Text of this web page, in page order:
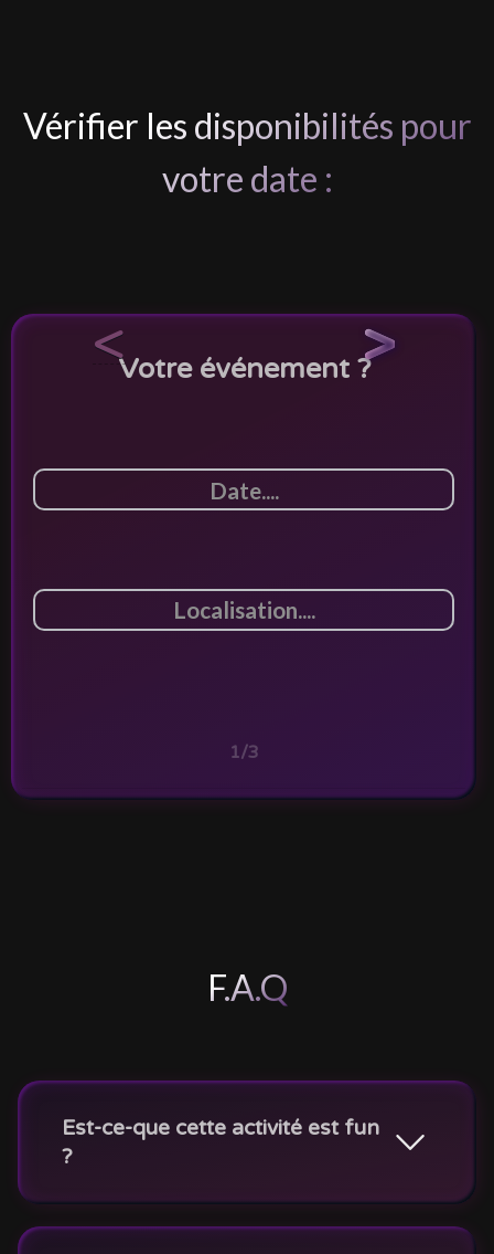
Vérifier les disponibilités pour
votre date :
Votre événement ?
1/3
< >
F.A.Q
Est-ce-que cette activité est fun
?